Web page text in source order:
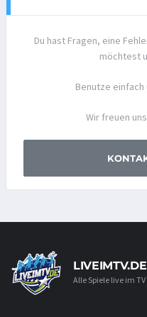
Du hast Fragen, eine
möchtest
Benutze
Wir freuen
LIVEIMTV.DE
Alle Spiele live im